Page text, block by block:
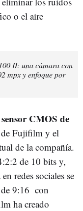
o el aire
II: una cámara con
mpx y enfoque por
CMOS de
de Fujifilm y el
de la compañía.
de 10 bits y,
redes sociales se
9:16 con
ha creado